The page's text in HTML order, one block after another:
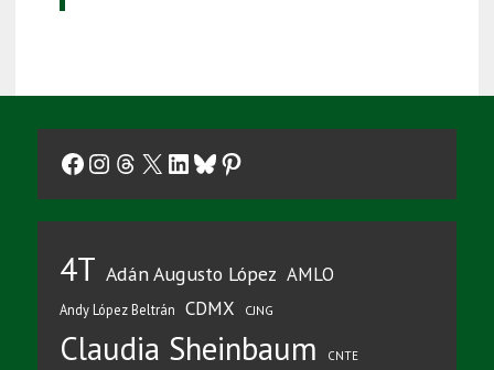
Facebook
Instagram
Threads
X LinkedIn
Bluesky
Pinterest
4T Adán Augusto López AMLO
Andy López Beltrán CDMX CJNG
Claudia Sheinbaum CNTE